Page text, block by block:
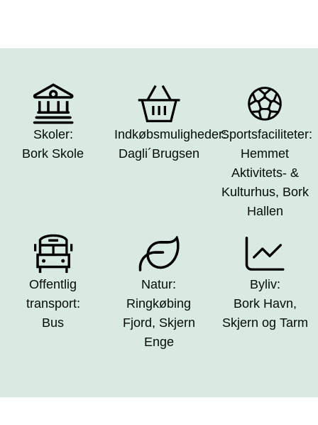
Skoler:
Bork Skole
Indkøbsmuligheder:
Dagli´Brugsen
Sportsfaciliteter:
Hemmet
Aktivitets- &
Kulturhus, Bork
Hallen
Offentlig
transport:
Bus
Natur:
Ringkøbing
Fjord, Skjern
Enge
Byliv:
Bork Havn,
Skjern og Tarm